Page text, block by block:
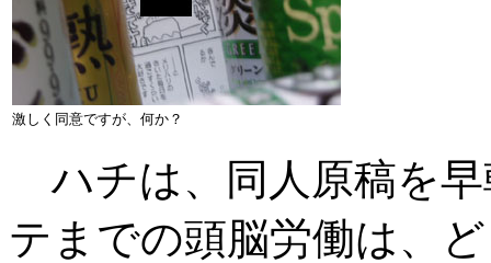
激しく同意ですが、何か？
ハチは、同人原稿を
テまでの頭脳労働は、